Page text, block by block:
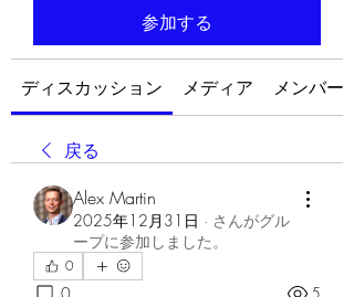
参加する
ディスカッション メディア メンバー
戻る
Alex Martin
2025年12月31日 · さんがグル
ープに参加しました。
0